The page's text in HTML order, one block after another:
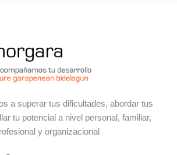
a superar tus dificultades, abordar tus
tu potencial a nivel personal, familiar,
y organizacional